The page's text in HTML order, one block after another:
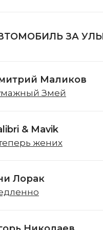
ЗА
Маликов
Змей
& Mavik
жених
Лорак